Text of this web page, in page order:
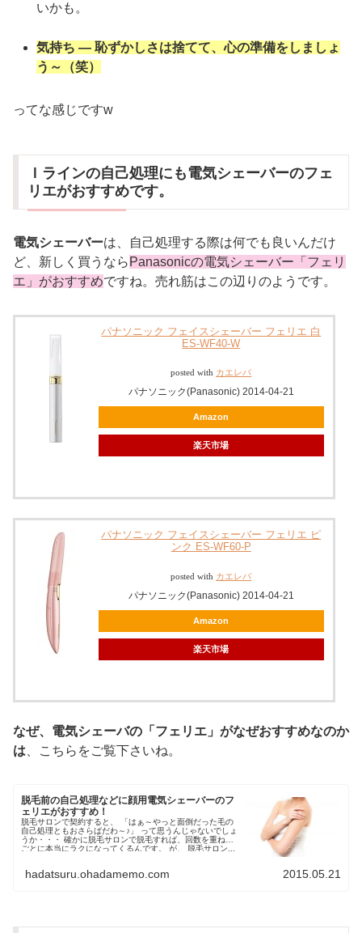
いかも。
気持ち — 恥ずかしさは捨てて、心の準備をしましょ
う～（笑）
ってな感じですw
Ｉラインの自己処理にも電気シェーバーのフェ
リエがおすすめです。
電気シェーバーは、自己処理する際は何でも良いんだけ
ど、新しく買うなら Panasonicの電気シェーバー「フェリ
エ」がおすすめですね。 売れ筋はこの辺りのようです。
パナソニック フェイスシェーバー フェリエ 白
ES-WF40-W
posted with カエレバ
パナソニック(Panasonic) 2014-04-21
Amazon
楽天市場
パナソニック フェイスシェーバー フェリエ ピ
ンク ES-WF60-P
posted with カエレバ
パナソニック(Panasonic) 2014-04-21
Amazon
楽天市場
なぜ、電気シェーバの「フェリエ」がなぜおすすめなのか
は 、こちらをご覧下さいね。
脱毛前の自己処理などに顔用電気シェーバーのフ
ェリエがおすすめ！
脱毛サロンで契約すると、 「はぁ～やっと面倒だった毛の
自己処理ともおさらばだわ～♪」 って思うんじゃないでしょ
うか・・・ 確かに脱毛サロンで脱毛すれば、回数を重ねる
ごとに本当にラクになってくるんです。 が、 脱毛サロン...
hadatsuru.ohadamemo.com 2015.05.21